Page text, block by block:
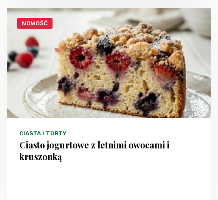
NOWOŚĆ
CIASTA I TORTY
Ciasto jogurtowe z letnimi owocami i
kruszonką